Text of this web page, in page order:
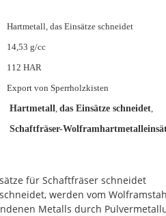
Hartmetall, das Einsätze schneidet
14,53 g/cc
112 HAR
Export von Sperrholzkisten
Hartmetall, das Einsätze schneidet,
Schaftfräser-
für Schaftfräser schneidet
werden vom
Metalls durch